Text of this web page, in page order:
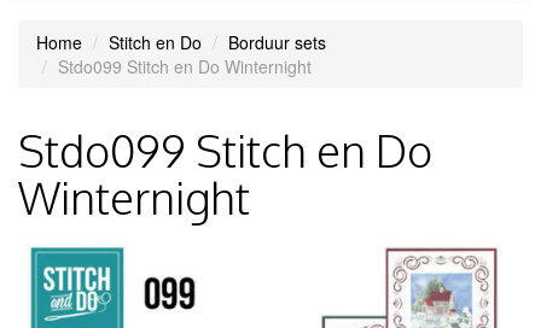
Home Stitch en Do
Borduur sets
Stdo099 Stitch en Do Winternight
Stdo099 Stitch en Do
Winternight